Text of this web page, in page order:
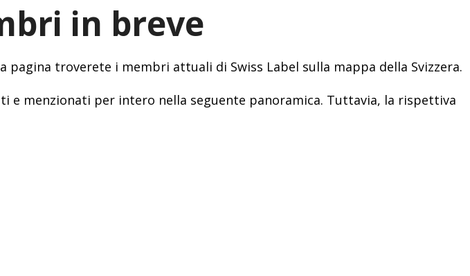
in breve
troverete i membri attuali di Swiss Label sulla mappa della Svizzera.
e menzionati per intero nella seguente panoramica. Tuttavia, la rispettiva